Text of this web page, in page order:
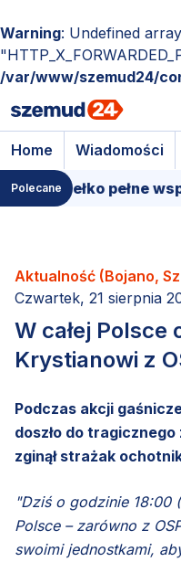
Warning: Undefined
/var/www/szemud24/
Home Wiadomości
Polecane
pudełko pełne
Aktualność (Bojano,
Łebno, Dobrzewino,
Grabowiec,
Karczemki, Kieleńska
Łebieńska Huta,
Czwartek, 21 sierpnia
W całej Polsce
Krystianowi z
Podczas akcji
doszło do
zginął strażak
"Dziś o godzinie 18:00
Polsce – zarówno z
swoimi jednostkami,